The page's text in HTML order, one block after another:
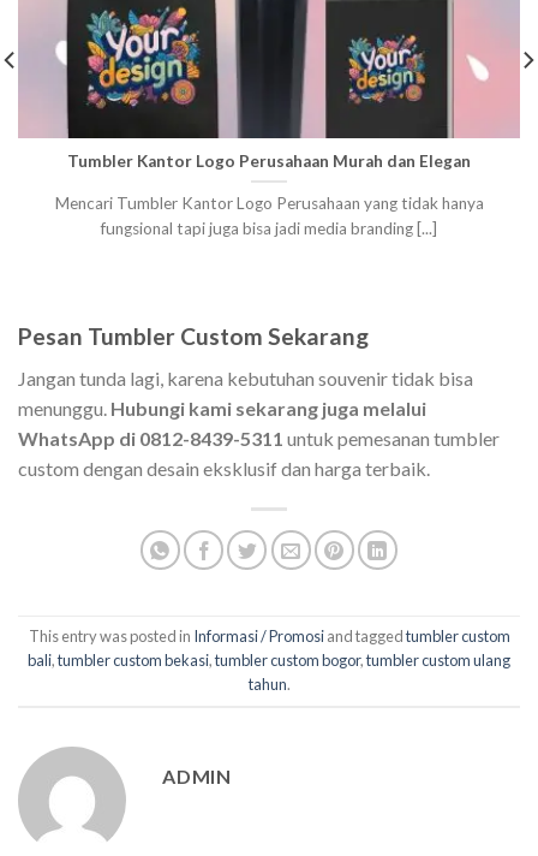
Tumbler Kantor Logo Perusahaan Murah dan Elegan
Mencari Tumbler Kantor Logo Perusahaan yang tidak hanya
fungsional tapi juga bisa jadi media branding [...]
Pesan Tumbler Custom Sekarang
Jangan tunda lagi, karena kebutuhan souvenir tidak bisa
menunggu. Hubungi kami sekarang juga melalui
WhatsApp di 0812-8439-5311 untuk pemesanan tumbler
custom dengan desain eksklusif dan harga terbaik.
This entry was posted in Informasi / Promosiand taggedtumbler custom
bali,tumbler custom bekasi,tumbler custom bogor,tumbler custom ulang
tahun.
ADMIN